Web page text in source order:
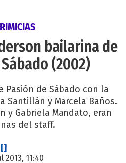
bailarina de
(2002)
Pasión de Sábado con la
Santillán y Marcela Baños.
y Gabriela Mandato, eran
del staff.
[]
2013, 11:40